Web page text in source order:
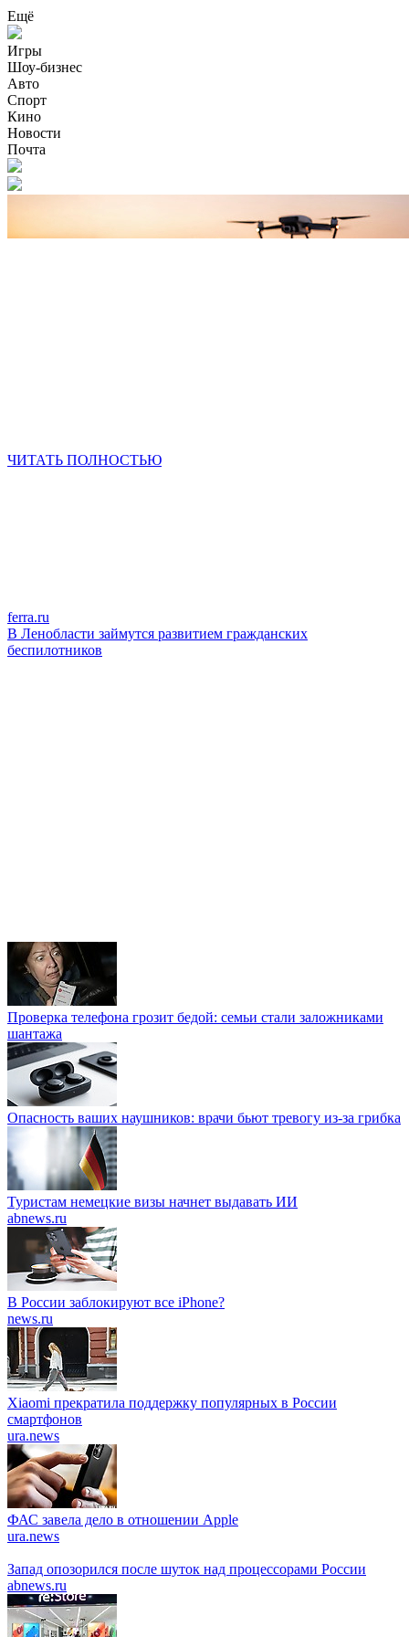
Ещё
Игры
Шоу-бизнес
Авто
Спорт
Кино
Новости
Почта
ЧИТАТЬ ПОЛНОСТЬЮ
ferra.ru
В Ленобласти займутся развитием гражданских
беспилотников
Проверка телефона грозит бедой: семьи стали заложниками
шантажа
Опасность ваших наушников: врачи бьют тревогу из-за грибка
Туристам немецкие визы начнет выдавать ИИ
abnews.ru
В России заблокируют все iPhone?
news.ru
Xiaomi прекратила поддержку популярных в России
смартфонов
ura.news
ФАС завела дело в отношении Apple
ura.news
Запад опозорился после шуток над процессорами России
abnews.ru